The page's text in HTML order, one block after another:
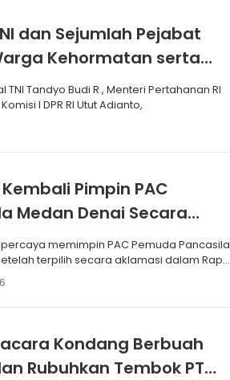
dan Sejumlah Pejabat
Kehormatan serta
Tandyo Budi R., Menteri Pertahanan RI
I DPR RI Utut Adianto,
Pimpin PAC
Medan Denai Secara
memimpin PAC Pemuda Pancasila
terpilih secara aklamasi dalam Rapat
Kondang Berbuah
Rubuhkan Tembok PT